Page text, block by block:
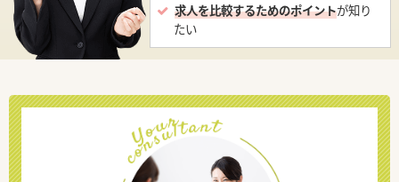
求人を比較するためのポイントが知り
たい